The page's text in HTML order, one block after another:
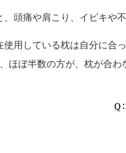
頭痛や肩こり、イビキや
使用している枕は自分に合
ほぼ半数の方が、枕が合わ